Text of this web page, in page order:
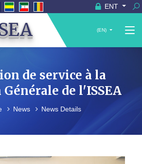
ENT
(EN)
de service à la
de l'ISSEA
News News Details